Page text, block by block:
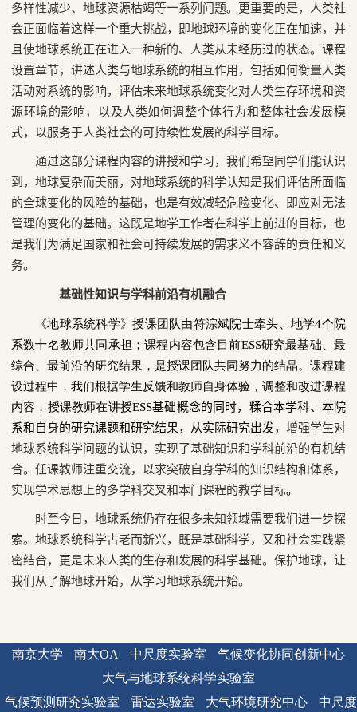
多样性减少、地球资源枯竭等一系列问题。更重要的是，人类社
会正面临着这样一个重大挑战，即地球环境的变化正在加速，并
且使地球系统正在进入一种新的、人类从未经历过的状态。课程
设置章节，讲述人类与地球系统的相互作用，包括如何衡量人类
活动对系统的影响，评估未来地球系统变化对人类生存环境和资
源环境的影响，以及人类如何调整个体行为和整体社会发展模
式，以服务于人类社会的可持续性发展的科学目标。
通过这部分课程内容的讲授和学习，我们希望同学们能认识
到，地球复杂而美丽，对地球系统的科学认知是我们评估所面临
的全球变化的风险的基础，也是有效减轻危险变化、即应对无法
管理的变化的基础。这既是地学工作者在科学上前进的目标，也
是我们为满足国家和社会可持续发展的需求义不容辞的责任和义
务。
基础性知识与学科前沿有机融合
《地球系统科学》授课团队由符淙斌院士牵头、地学4个院
系数十名教师共同承担；课程内容包含目前ESS研究最基础、最
综合、最前沿的研究结果，是授课团队共同努力的结晶。课程建
设过程中，我们根据学生反馈和教师自身体验，调整和改进课程
内容，授课教师在讲授ESS基础概念的同时，糅合本学科、本院
系和自身的研究课题和研究结果，从实际研究出发， 增强学生对
地球系统科学问题的认识，实现了基础知识和学科前沿的有机结
合。任课教师注重交流，以求突破自身学科的知识结构和体系，
实现学术思想上的多学科交叉和本门课程的教学目标。
时至今日，地球系统仍存在很多未知领域需要我们进一步探
索。地球系统科学古老而新兴，既是基础科学，又和社会实践紧
密结合，更是未来人类的生存和发展的科学基础。保护地球，让
我们从了解地球开始，从学习地球系统开始。
南京大学 南大OA 中尺度实验室
气候变化协同创新中心
大气与地球系统科学实验室
气候预测研究实验室
雷达实验室 大气环境研究中心 中尺度